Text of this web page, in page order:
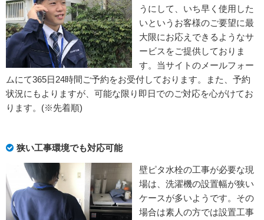
うにして、いち早く使用した
いというお客様のご要望に最
大限にお応えできるようなサ
ービスをご提供しておりま
す。当サイトのメールフォー
ムにて365日24時間ご予約をお受付しております。また、予約
状況にもよりますが、可能な限り即日でのご対応を心がけてお
ります。(※先着順)
狭い工事環境でも対応可能
壁ピタ水栓の工事が必要な現
場は、洗濯機の設置幅が狭い
ケースが多いようです。その
場合は素人の方では設置工事